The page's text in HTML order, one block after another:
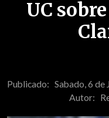
UC
Publicado: Sabado, 6 de
Autor: